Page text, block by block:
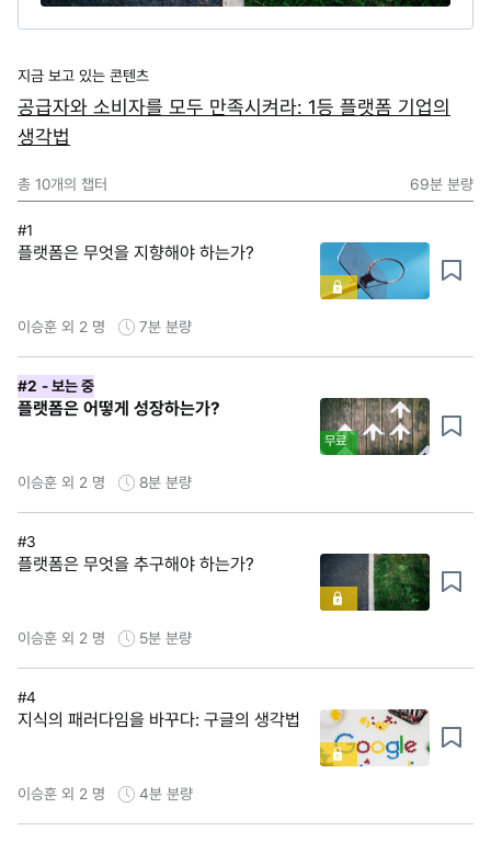
지금 보고 있는 콘텐츠
공급자와 소비자를 모두 만족시켜라: 1등 플랫폼 기업의
생각법
총 10개의 챕터 69분 분량
#1
플랫폼은 무엇을 지향해야 하는가?
이승훈 외 2 명 7분 분량
#2 - 보는 중
플랫폼은 어떻게 성장하는가?
무료
이승훈 외 2 명 8분 분량
#3
플랫폼은 무엇을 추구해야 하는가?
이승훈 외 2 명 5분 분량
#4
지식의 패러다임을 바꾸다: 구글의 생각법
이승훈 외 2 명 4분 분량